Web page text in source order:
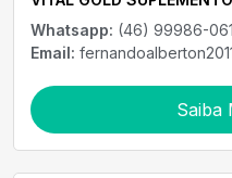
Whatsapp: (46) 99986-
Email:
Saiba